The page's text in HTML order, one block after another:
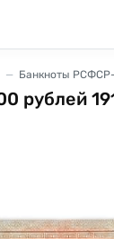
Банкноты РСФСР-
рублей